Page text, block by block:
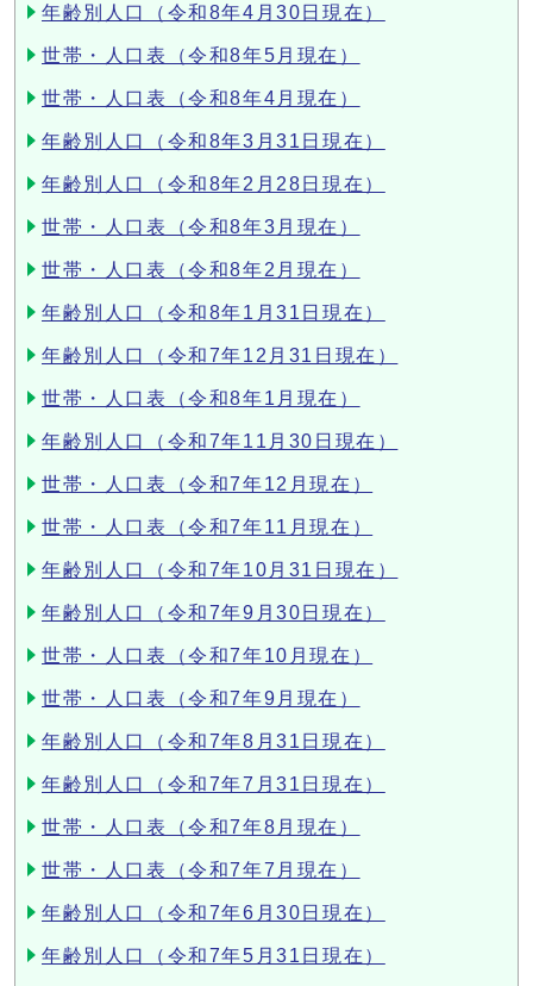
年齢別人口（令和8年4月30日現在）
世帯・人口表（令和8年5月現在）
世帯・人口表（令和8年4月現在）
年齢別人口（令和8年3月31日現在）
年齢別人口（令和8年2月28日現在）
世帯・人口表（令和8年3月現在）
世帯・人口表（令和8年2月現在）
年齢別人口（令和8年1月31日現在）
年齢別人口（令和7年12月31日現在）
世帯・人口表（令和8年1月現在）
年齢別人口（令和7年11月30日現在）
世帯・人口表（令和7年12月現在）
世帯・人口表（令和7年11月現在）
年齢別人口（令和7年10月31日現在）
年齢別人口（令和7年9月30日現在）
世帯・人口表（令和7年10月現在）
世帯・人口表（令和7年9月現在）
年齢別人口（令和7年8月31日現在）
年齢別人口（令和7年7月31日現在）
世帯・人口表（令和7年8月現在）
世帯・人口表（令和7年7月現在）
年齢別人口（令和7年6月30日現在）
年齢別人口（令和7年5月31日現在）